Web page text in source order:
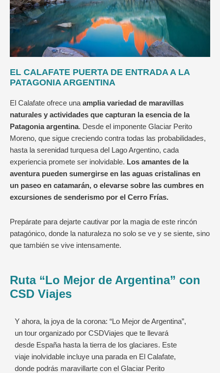
EL CALAFATE PUERTA DE ENTRADA A LA
PATAGONIA ARGENTINA
El Calafate ofrece unaamplia variedad de maravillas
naturales y actividades que capturan la esencia de la
Patagonia argentina. Desde el imponente Glaciar Perito
Moreno, que sigue creciendo contra todas las probabilidades,
hasta la serenidad turquesa del Lago Argentino, cada
experiencia promete ser inolvidable. Los amantes de la
aventura pueden sumergirse en las aguas cristalinas en
un paseo en catamarán, o elevarse sobre las cumbres en
excursiones de senderismo por el Cerro Frías.
Prepárate para dejarte cautivar por la magia de este rincón
patagónico, donde la naturaleza no solo se ve y se siente, sino
que también se vive intensamente.
Ruta “Lo Mejor de Argentina” con
CSD Viajes
Y ahora, la joya de la corona: “Lo Mejor de Argentina”,
un tour organizado por CSDViajes que te llevará
desde España hasta la tierra de los glaciares. Este
viaje inolvidable incluye una parada en El Calafate,
donde podrás maravillarte con el Glaciar Perito